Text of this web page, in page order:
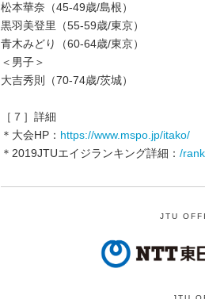
松本華奈（45-49歳/島根）
黒羽美登里（55-59歳/東京）
青木みどり（60-64歳/東京）
＜男子＞
大吉秀則（70-74歳/茨城）
［７］詳細
＊大会HP： https://www.mspo.jp/itako/
＊2019JTUエイジランキング詳細： /
JTU